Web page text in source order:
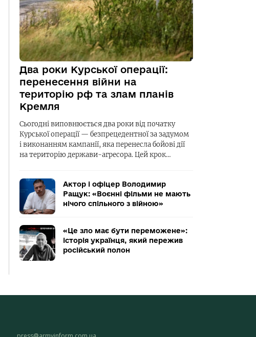
Два роки Курської операції:
перенесення війни на
територію рф та злам планів
Кремля
Сьогодні виповнюється два роки від початку
Курської операції — безпрецедентної за задумом
і виконанням кампанії, яка перенесла бойові дії
на територію держави-агресора. Цей крок…
Актор і офіцер Володимир
Ращук: «Воєнні фільми не мають
нічого спільного з війною»
«Це зло має бути переможене»:
історія українця, який пережив
російський полон